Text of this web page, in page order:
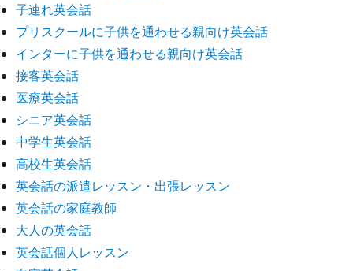
子連れ英会話
プリスクールに子供を通わせる親向け英会話
インターに子供を通わせる親向け英会話
接客英会話
医療英会話
シニア英会話
中学生英会話
高校生英会話
英会話の派遣レッスン・出張レッスン
英会話の家庭教師
大人の英会話
英会話個人レッスン